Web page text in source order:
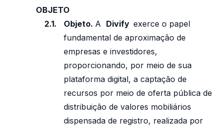
OBJETO
Objeto. A Divify exerce o papel
fundamental de aproximação de
empresas e investidores,
proporcionando, por meio de sua
plataforma digital, a captação de
recursos por meio de oferta pública de
distribuição de valores mobiliários
dispensada de registro, realizada por